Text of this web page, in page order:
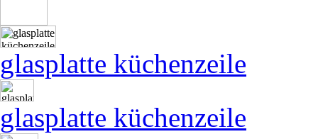
glasplatte küchenzeile
glasplatte küchenzeile